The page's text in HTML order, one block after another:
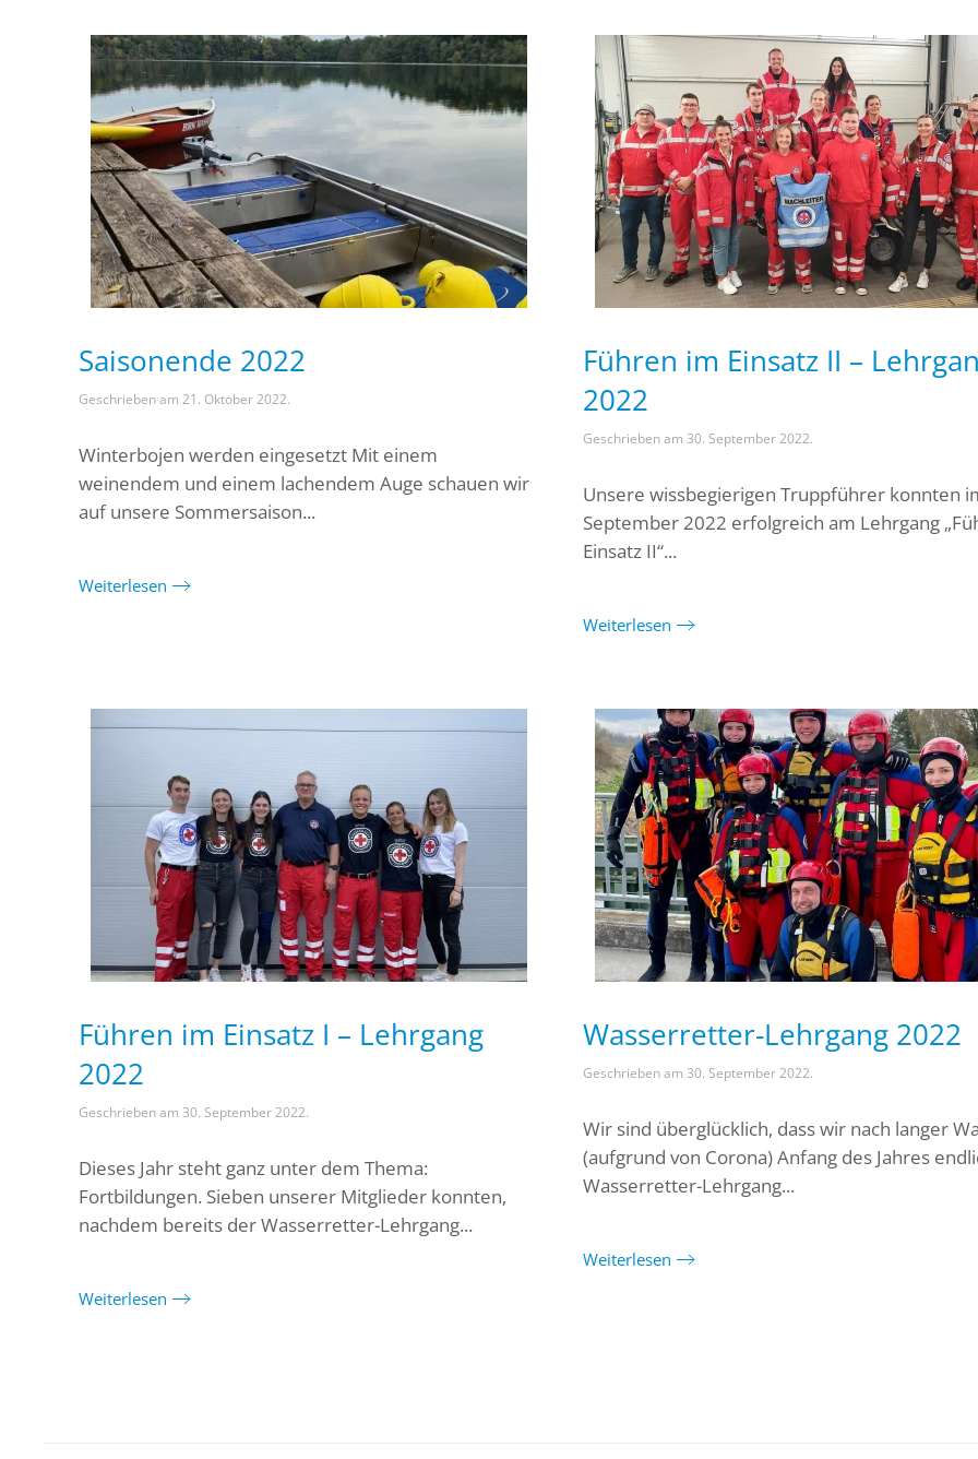
Saisonende 2022
Geschrieben am 21. Oktober 2022.
Winterbojen werden eingesetzt Mit einem
weinendem und einem lachendem Auge schauen wir
auf unsere Sommersaison...
Weiterlesen
Führen im Einsatz II –
2022
Geschrieben am 30. September 2022.
Unsere wissbegierigen Truppführer konnten
September 2022 erfolgreich am Lehrgang
Einsatz II“...
Weiterlesen
Führen im Einsatz I – Lehrgang
2022
Geschrieben am 30. September 2022.
Dieses Jahr steht ganz unter dem Thema:
Fortbildungen. Sieben unserer Mitglieder konnten,
nachdem bereits der Wasserretter-Lehrgang...
Weiterlesen
Wasserretter-Lehrgang 2022
Geschrieben am 30. September 2022.
Wir sind überglücklich, dass wir nach langer
(aufgrund von Corona) Anfang des Jahres
Wasserretter-Lehrgang...
Weiterlesen